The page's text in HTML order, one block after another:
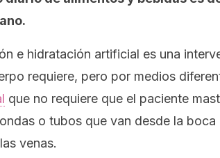
e hidratación artificial es una
requiere, pero por medios
que no requiere que el paciente
o tubos que van desde la
venas.